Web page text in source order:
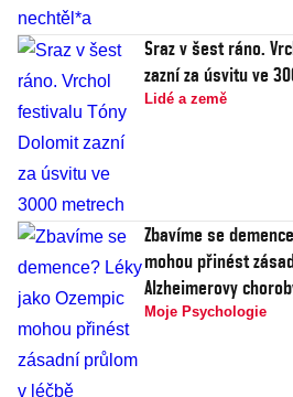
Sraz v šest ráno.
zazní za úsvitu ve
Lidé a země
Zbavíme se
mohou přinést
Alzheimerovy
Moje Psychologie